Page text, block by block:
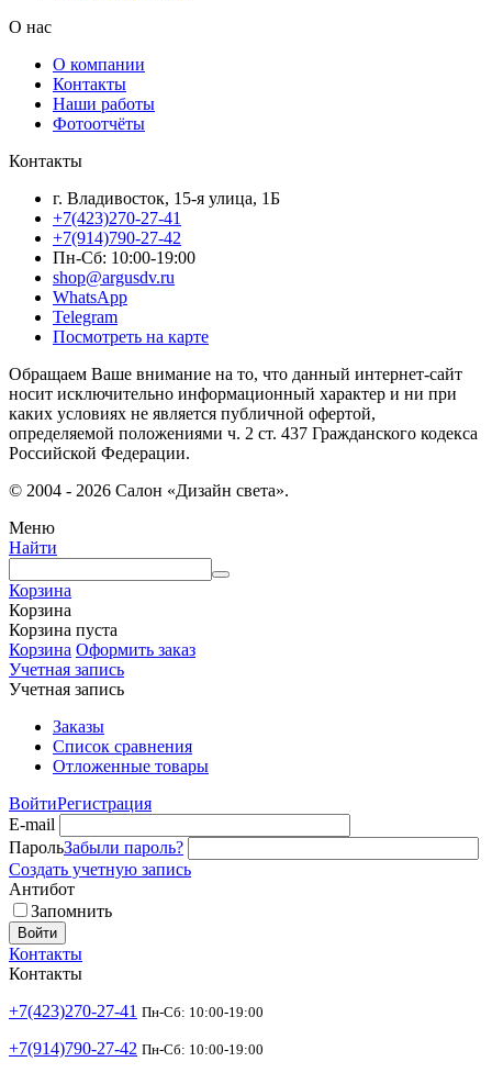
О нас
О компании
Контакты
Наши работы
Фотоотчёты
Контакты
г. Владивосток, 15-я улица, 1Б
+7(423)270-27-41
+7(914)790-27-42
Пн-Сб: 10:00-19:00
shop@argusdv.ru
WhatsApp
Telegram
Посмотреть на карте
Обращаем Ваше внимание на то, что данный интернет-сайт
носит исключительно информационный характер и ни при
каких условиях не является публичной офертой,
определяемой положениями ч. 2 ст. 437 Гражданского кодекса
Российской Федерации.
© 2004 - 2026 Салон «Дизайн света».
Меню
Найти
Корзина
Корзина
Корзина пуста
Корзина Оформить заказ
Учетная запись
Учетная запись
Заказы
Список сравнения
Отложенные товары
ВойтиРегистрация
E-mail
ПарольЗабыли пароль?
Создать учетную запись
Антибот
Запомнить
Войти
Контакты
Контакты
+7(423)270-27-41 Пн-Сб: 10:00-19:00
+7(914)790-27-42 Пн-Сб: 10:00-19:00